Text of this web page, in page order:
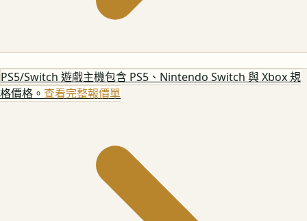
PS5/Switch 遊戲主機包含 PS5、Nintendo Switch 與 Xbox 規
格價格。 查看完整報價單